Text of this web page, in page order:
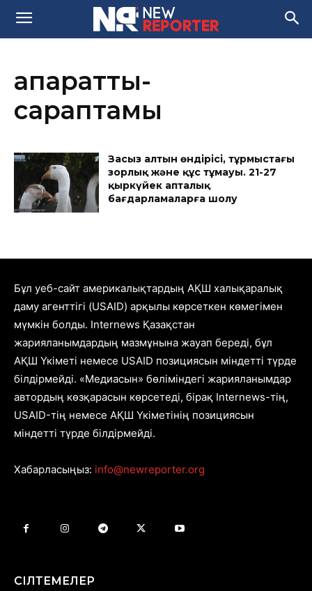
ақпараттық-
сараптамы
Заңсыз алтын өндірісі, тұрмыстағы
зорлық және құс тұмауы. 21-27
қыркүйек апталық
бағдарламаларға шолу
Бұл уеб-сайт америкалықтардың АҚШ халықаралық
даму агенттігі (USAID) арқылы көрсеткен көмегімен
мүмкін болды. Internews Қазақстан
жарияланымдардың мазмұнына жауап береді, бұл
АҚШ Үкіметі немесе USAID позициясын міндетті түрде
білдірмейді. «Медиасын» бөліміндегі жарияланымдар
автордың көзқарасын көрсетеді, бірақ Internews-тің,
USAID-тің немесе АҚШ Үкіметінің позициясын
міндетті түрде білдірмейді.
Хабарласыңыз: info@newreporter.org
СІЛТЕМЕЛЕР